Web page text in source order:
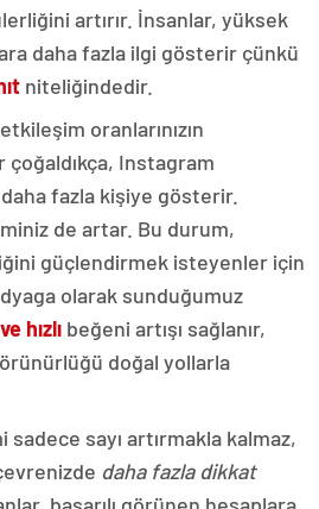
artırır. İnsanlar, yüksek
daha fazla ilgi gösterir çünkü
niteliğindedir.
oranlarınızın
Instagram
fazla kişiye gösterir.
de artar. Bu durum,
güçlendirmek isteyenler için
olarak sunduğumuz
hızlı beğeni artışı sağlanır,
doğal yollarla
sadece sayı artırmakla kalmaz,
daha fazla dikkat